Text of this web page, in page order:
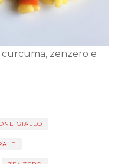
zenzero e
GIALLO